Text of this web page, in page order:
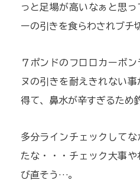
っと足場が高いなぁと思
ーの引きを食らわされブチ
７ポンドのフロロカーボ
ヌの引きを耐えきれない
得て、鼻水が辛すぎるため
多分ラインチェックして
たな・・・チェック大事
び直そう…。